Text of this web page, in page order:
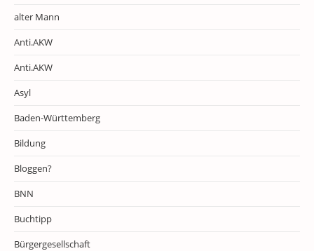
alter Mann
Anti.AKW
Anti.AKW
Asyl
Baden-Württemberg
Bildung
Bloggen?
BNN
Buchtipp
Bürgergesellschaft